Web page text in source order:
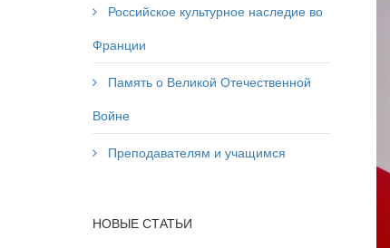
Российское культурное наследие во
Франции
Память о Великой Отечественной
Войне
Преподавателям и учащимся
НОВЫЕ СТАТЬИ